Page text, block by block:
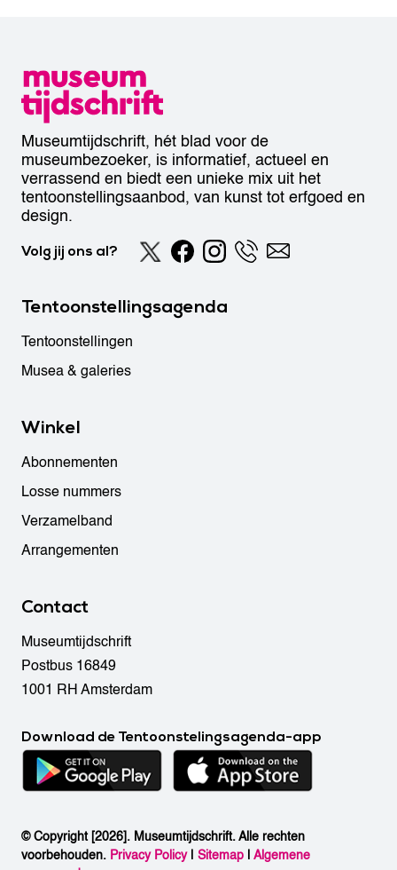
Museumtijdschrift, hét blad voor de
museumbezoeker, is informatief, actueel en
verrassend en biedt een unieke mix uit het
tentoonstellingsaanbod, van kunst tot erfgoed en
design.
Volg jij ons al?
Tentoonstellingsagenda
Tentoonstellingen
Musea & galeries
Winkel
Abonnementen
Losse nummers
Verzamelband
Arrangementen
Contact
Museumtijdschrift
Postbus 16849
1001 RH Amsterdam
Download de Tentoonstelingsagenda-app
© Copyright [2026]. Museumtijdschrift. Alle rechten
voorbehouden. Privacy Policy| Sitemap |Algemene